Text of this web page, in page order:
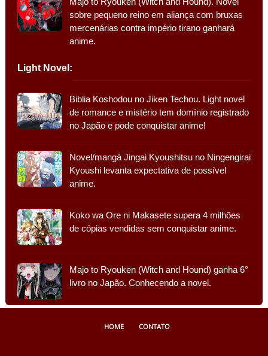
sobre pequeno reino em aliança com bruxas
mercenárias contra império tirano ganhará
anime.
Light Novel:
Biblia Koshodou no Jiken Techou. Light novel
de romance e mistério tem domínio registrado
no Japão e pode conquistar anime!
Novel/mangá Jingai Kyoushitsu no Ningengirai
Kyoushi levanta expectativa de possível
anime.
Koko wa Ore ni Makasete supera 4 milhões
de cópias vendidas sem conquistar anime.
Majo to Ryouken (Witch and Hound) ganha 6°
livro no Japão. Conhecendo a novel.
HOME CONTATO